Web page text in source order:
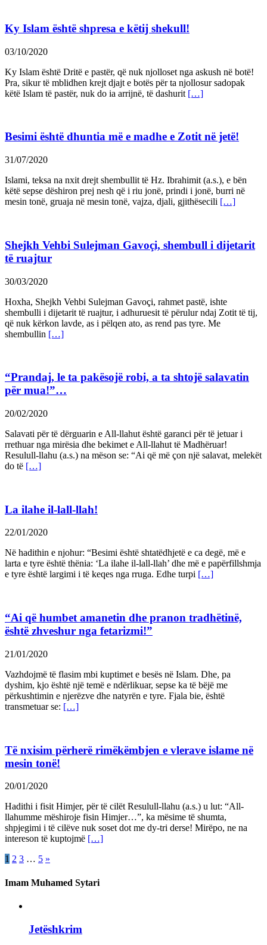
Ky Islam është shpresa e këtij shekull!
03/10/2020
Ky Islam është Dritë e pastër, që nuk njolloset nga askush në botë!
Pra, sikur të mblidhen krejt djajt e botës për ta njollosur sadopak
këtë Islam të pastër, nuk do ia arrijnë, të dashurit […]
Besimi është dhuntia më e madhe e Zotit në jetë!
31/07/2020
Islami, teksa na nxit drejt shembullit të Hz. Ibrahimit (a.s.), e bën
këtë sepse dëshiron prej nesh që i riu jonë, prindi i jonë, burri në
mesin tonë, gruaja në mesin tonë, vajza, djali, gjithësecili […]
Shejkh Vehbi Sulejman Gavoçi, shembull i dijetarit
të ruajtur
30/03/2020
Hoxha, Shejkh Vehbi Sulejman Gavoçi, rahmet pastë, ishte
shembulli i dijetarit të ruajtur, i adhuruesit të përulur ndaj Zotit të tij,
që nuk kërkon lavde, as i pëlqen ato, as rend pas tyre. Me
shembullin […]
“Prandaj, le ta pakësojë robi, a ta shtojë salavatin
për mua!”…
20/02/2020
Salavati për të dërguarin e All-llahut është garanci për të jetuar i
rrethuar nga mirësia dhe bekimet e All-llahut të Madhëruar!
Resulull-llahu (a.s.) na mëson se: “Ai që më çon një salavat, melekët
do të […]
La ilahe il-lall-llah!
22/01/2020
Në hadithin e njohur: “Besimi është shtatëdhjetë e ca degë, më e
larta e tyre është thënia: ‘La ilahe il-lall-llah’ dhe më e papërfillshmja
e tyre është largimi i të keqes nga rruga. Edhe turpi […]
“Ai që humbet amanetin dhe pranon tradhëtinë,
është zhveshur nga fetarizmi!”
21/01/2020
Vazhdojmë të flasim mbi kuptimet e besës në Islam. Dhe, pa
dyshim, kjo është një temë e ndërlikuar, sepse ka të bëjë me
përkushtimin e njerëzve dhe natyrën e tyre. Fjala bie, është
transmetuar se: […]
Të nxisim përherë rimëkëmbjen e vlerave islame në
mesin tonë!
20/01/2020
Hadithi i fisit Himjer, për të cilët Resulull-llahu (a.s.) u lut: “All-
llahumme mëshiroje fisin Himjer…”, ka mësime të shumta,
shpjegimi i të cilëve nuk soset dot me dy-tri derse! Mirëpo, ne na
intereson të kuptojmë […]
1 2 3 … 5 »
Imam Muhamed Sytari
Jetëshkrim